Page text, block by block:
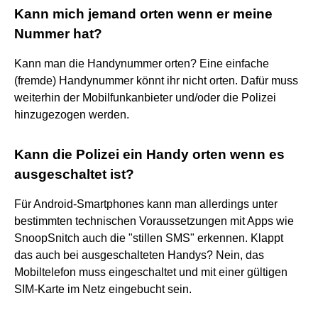
Kann mich jemand orten wenn er meine
Nummer hat?
Kann man die Handynummer orten? Eine einfache
(fremde) Handynummer könnt ihr nicht orten. Dafür muss
weiterhin der Mobilfunkanbieter und/oder die Polizei
hinzugezogen werden.
Kann die Polizei ein Handy orten wenn es
ausgeschaltet ist?
Für Android-Smartphones kann man allerdings unter
bestimmten technischen Voraussetzungen mit Apps wie
SnoopSnitch auch die "stillen SMS" erkennen. Klappt
das auch bei ausgeschalteten Handys? Nein, das
Mobiltelefon muss eingeschaltet und mit einer gültigen
SIM-Karte im Netz eingebucht sein.